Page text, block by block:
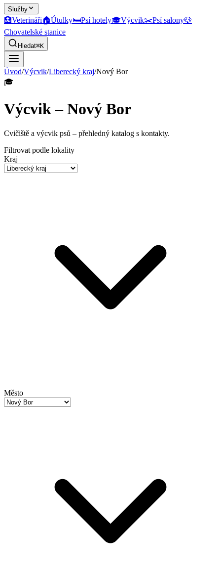
Služby
🏥Veterináři🏠Útulky🛏️Psí hotely🎓Výcvik✂️Psí salony🐶
Chovatelské stanice
Hledat⌘K
Úvod/Výcvik/Liberecký kraj/Nový Bor
🎓
Výcvik – Nový Bor
Cvičiště a výcvik psů – přehledný katalog s kontakty.
Filtrovat podle lokality
Kraj
Město